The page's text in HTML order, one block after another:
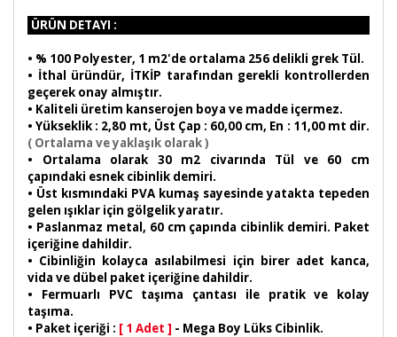
ÜRÜN DETAYI :
• % 100 Polyester, 1 m2'de ortalama 256 delikli grek Tül.
• İthal üründür, İTKİP tarafından gerekli kontrollerden
geçerek onay almıştır.
• Kaliteli üretim kanserojen boya ve madde içermez.
• Yükseklik : 2,80 mt, Üst Çap : 60,00 cm, En : 11,00 mt dir.
( Ortalama ve yaklaşık olarak )
• Ortalama olarak 30 m2 civarında Tül ve 60 cm
çapındaki esnek cibinlik demiri.
• Üst kısmındaki PVA kumaş sayesinde yatakta tepeden
gelen ışıklar için gölgelik yaratır.
• Paslanmaz metal, 60 cm çapında cibinlik demiri. Paket
içeriğine dahildir.
• Cibinliğin kolayca asılabilmesi için birer adet kanca,
vida ve dübel paket içeriğine dahildir.
• Fermuarlı PVC taşıma çantası ile pratik ve kolay
taşıma.
• Paket içeriği : [ 1 Adet ] - Mega Boy Lüks Cibinlik.